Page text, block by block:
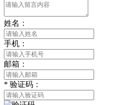
姓名：
手机：
邮箱：
* 验证码：